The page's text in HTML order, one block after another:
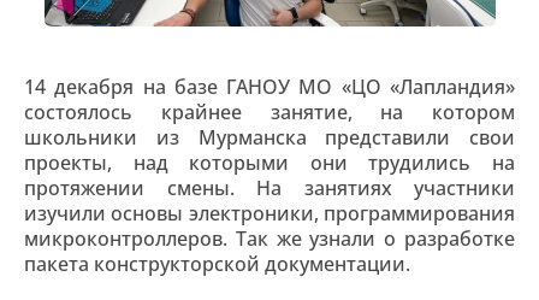
14 декабря на базе ГАНОУ МО «ЦО «Лапландия»
состоялось крайнее занятие, на котором
школьники из Мурманска представили свои
проекты, над которыми они трудились на
протяжении смены. На занятиях участники
изучили основы электроники, программирования
микроконтроллеров. Так же узнали о разработке
пакета конструкторской документации.